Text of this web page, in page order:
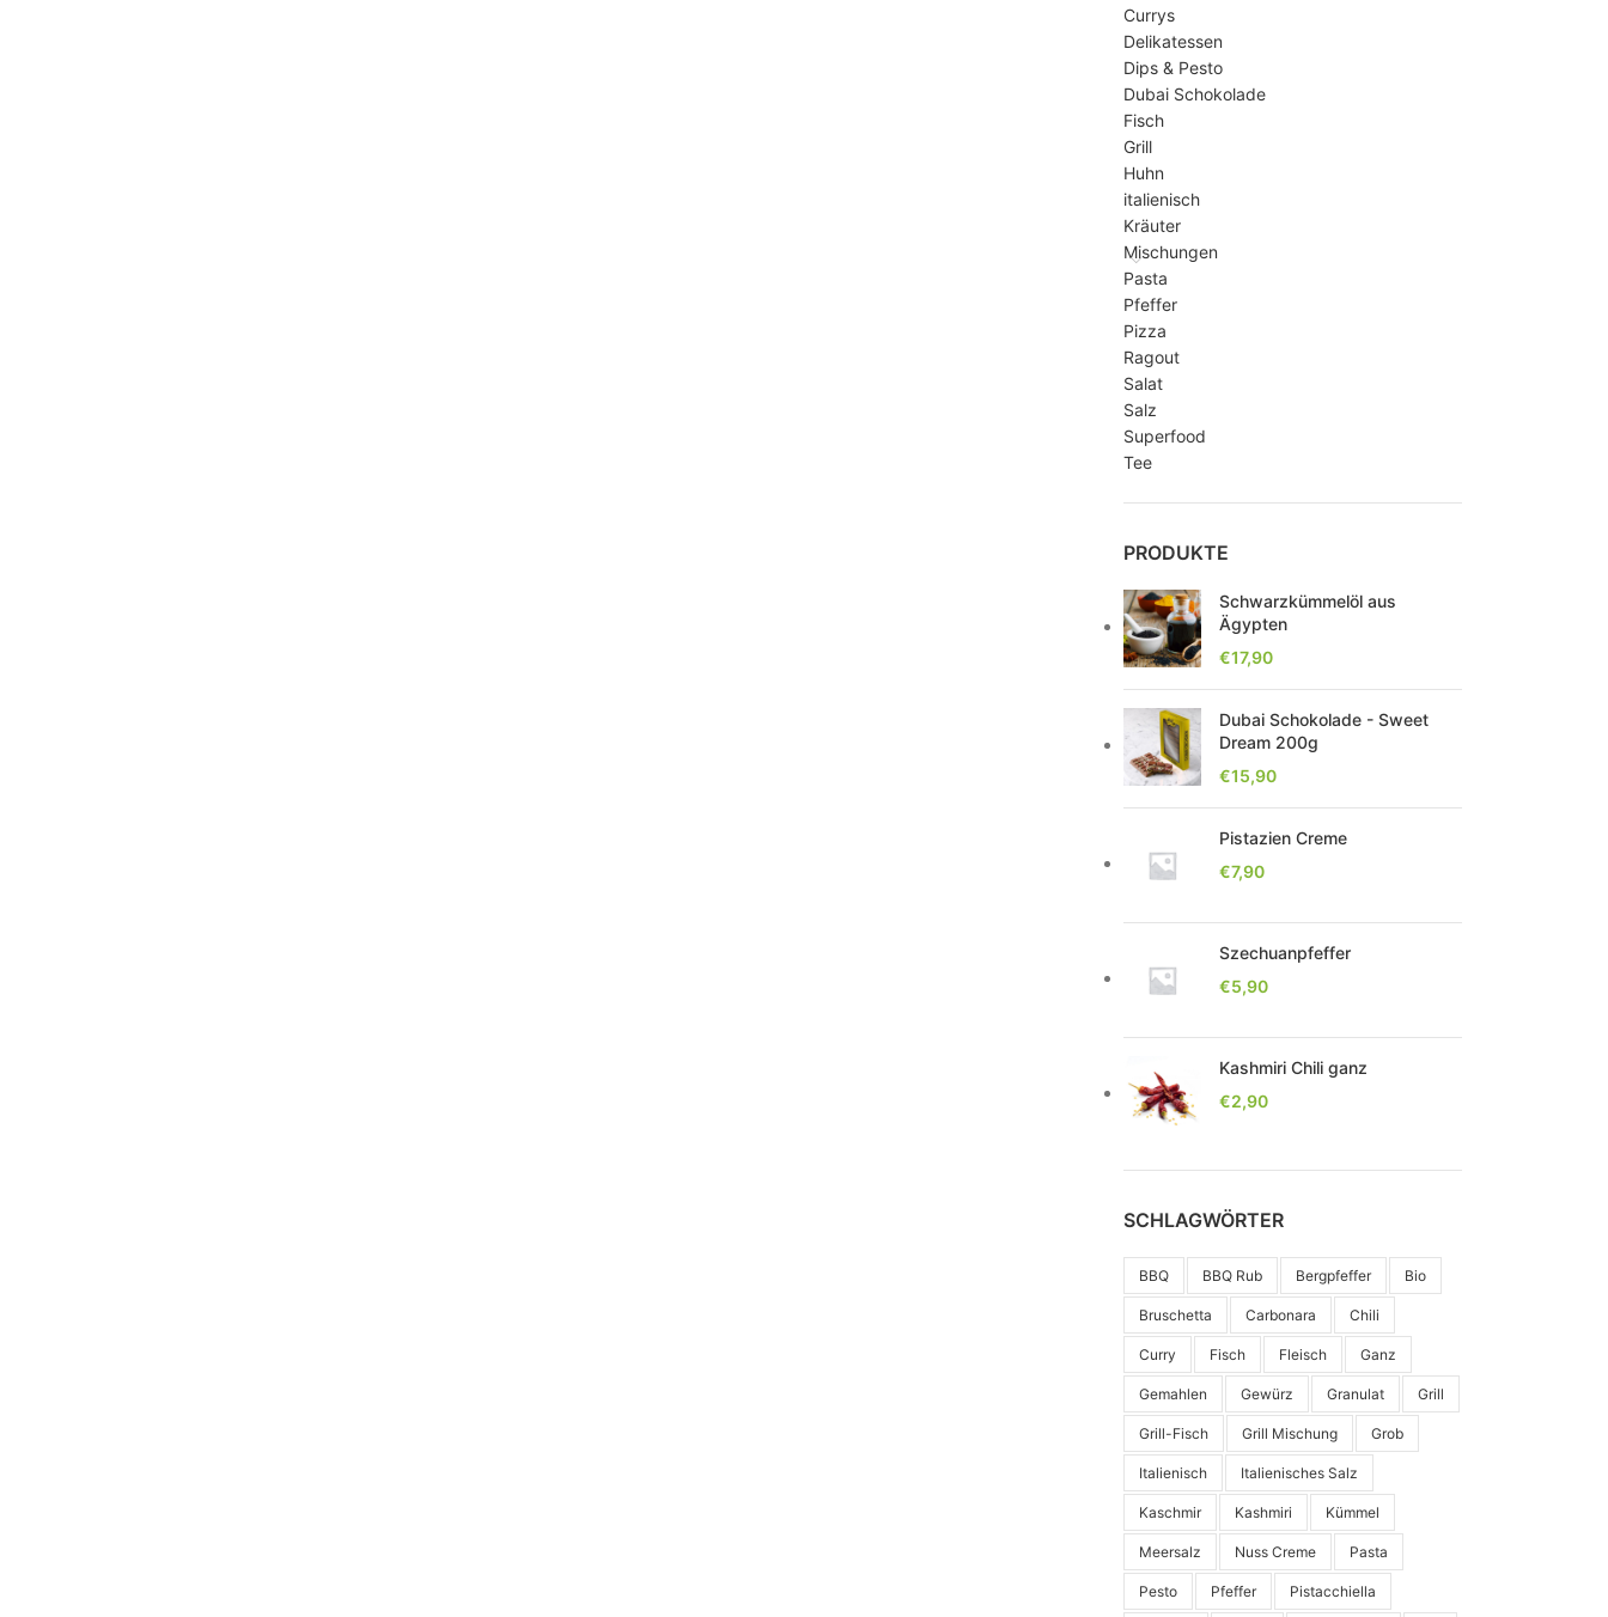
Currys
Delikatessen
Dips & Pesto
Dubai Schokolade
Fisch
Grill
Huhn
italienisch
Kräuter
Mischungen
Pasta
Pfeffer
Pizza
Ragout
Salat
Salz
Superfood
Tee
PRODUKTE
Schwarzkümmelöl aus
Ägypten
€17,90
Dubai Schokolade - Sweet
Dream 200g
€15,90
Pistazien Creme
€7,90
Szechuanpfeffer
€5,90
Kashmiri Chili ganz
€2,90
SCHLAGWÖRTER
BBQ BBQ Rub Bergpfeffer Bio
Bruschetta Carbonara Chili
Curry Fisch Fleisch Ganz
Gemahlen Gewürz Granulat Grill
Grill-Fisch Grill Mischung Grob
Italienisch Italienisches Salz
Kaschmir Kashmiri Kümmel
Meersalz Nuss Creme Pasta
Pesto Pfeffer Pistacchiella